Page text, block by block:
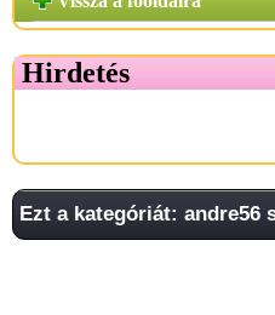
Hirdetés
Ezt a kategóriát: andre56